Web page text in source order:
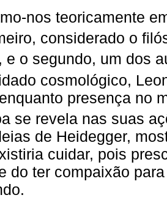
nos teoricamente
considerado o
, e o segundo, um dos
cosmológico,
presença no
se revela nas suas
de Heidegger,
cuidar, pois
do ter compaixão